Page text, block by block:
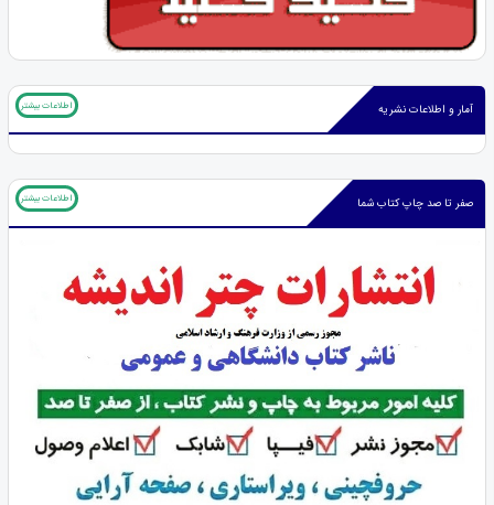
آمار و اطلاعات نشریه اطلاعات بیشتر
صفر تا صد چاپ کتاب شما اطلاعات بیشتر